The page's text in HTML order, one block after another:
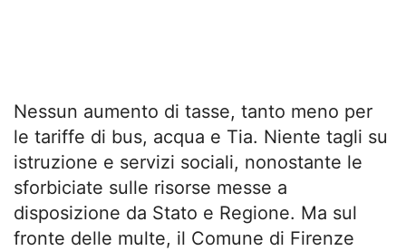
Nessun aumento di tasse, tanto meno per
le tariffe di bus, acqua e Tia. Niente tagli su
istruzione e servizi sociali, nonostante le
sforbiciate sulle risorse messe a
disposizione da Stato e Regione. Ma sul
fronte delle multe, il Comune di Firenze